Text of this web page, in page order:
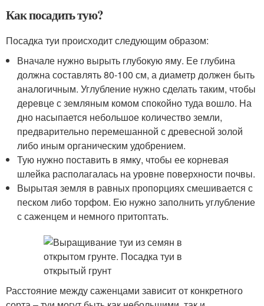
Как посадить тую?
Посадка туи происходит следующим образом:
Вначале нужно вырыть глубокую яму. Ее глубина
должна составлять 80-100 см, а диаметр должен быть
аналогичным. Углубление нужно сделать таким, чтобы
деревце с земляным комом спокойно туда вошло. На
дно насыпается небольшое количество земли,
предварительно перемешанной с древесной золой
либо иным органическим удобрением.
Тую нужно поставить в ямку, чтобы ее корневая
шлейка располагалась на уровне поверхности почвы.
Вырытая земля в равных пропорциях смешивается с
песком либо торфом. Ею нужно заполнить углубление
с саженцем и немного притоптать.
Расстояние между саженцами зависит от конкретного